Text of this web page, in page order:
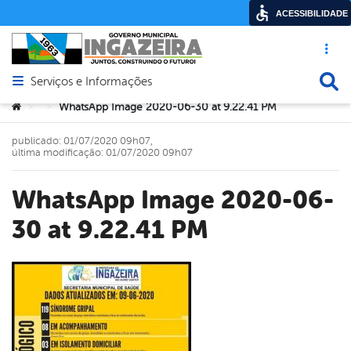
Acesso
Abrir menu principal de navegação
Serviços e Informações
Você está aqui:
> > WhatsApp Image 2020-06-30 at 9.22.41 PM
WhatsApp Image 2020-06-
30 at 9.22.41 PM
publicado: 01/07/2020 09h07,
última modificação: 01/07/2020 09h07
ACESSIBILIDADE